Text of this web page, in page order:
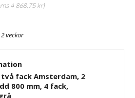
4 868,75 kr)
veckor
fack Amsterdam, 2
800 mm, 4 fack,